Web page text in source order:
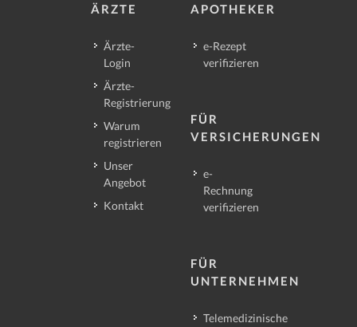
ÄRZTE
Ärzte-
Login
Ärzte-
Registrierung
Warum
registrieren
Unser
Angebot
Kontakt
APOTHEKER
e-Rezept
verifizieren
FÜR
VERSICHERUNGEN
e-
Rechnung
verifizieren
FÜR
UNTERNEHMEN
Telemedizinische